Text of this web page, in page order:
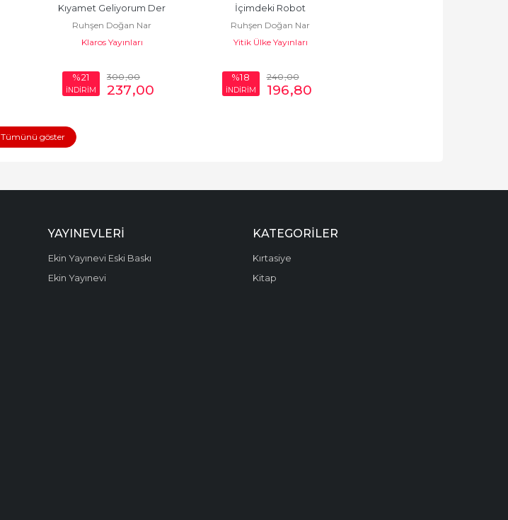
Kıyamet Geliyorum Der
Ruhşen Doğan Nar
Klaros Yayınları
%21
İNDİRİM
300,00
237,00
İçimdeki Robot
Ruhşen Doğan Nar
Yitik Ülke Yayınları
%18
İNDİRİM
240,00
196,80
Tümünü göster
YAYINEVLERI
Ekin Yayınevi Eski Baskı
Ekin Yayınevi
KATEGORILER
Kırtasiye
Kitap